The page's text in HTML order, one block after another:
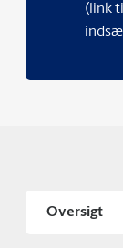
(link
Oversigt